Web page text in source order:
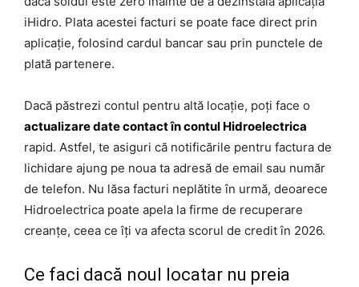
iHidro. Plata acestei facturi se poate face direct prin
aplicație, folosind cardul bancar sau prin punctele de
plată partenere.
Dacă păstrezi contul pentru altă locație, poți face o
actualizare date contact în contul Hidroelectrica
rapid. Astfel, te asiguri că notificările pentru factura de
lichidare ajung pe noua ta adresă de email sau număr
de telefon. Nu lăsa facturi neplătite în urmă, deoarece
Hidroelectrica poate apela la firme de recuperare
creanțe, ceea ce îți va afecta scorul de credit în 2026.
Ce faci dacă noul locatar nu preia